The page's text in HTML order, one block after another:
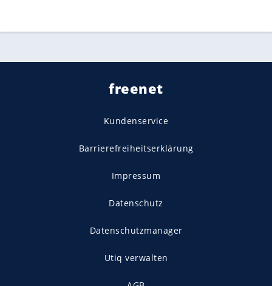
freenet
Kundenservice
Barrierefreiheitserklärung
Impressum
Datenschutz
Datenschutzmanager
Utiq verwalten